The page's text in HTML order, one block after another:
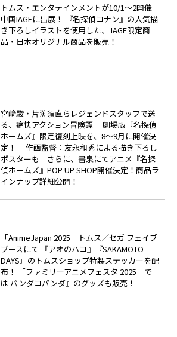
トムス・エンタテインメントが10/1～2開催
中国IAGFに出展！ 『名探偵コナン』の人気描
き下ろしイラストを使用した、 IAGF限定商
品・日本オリジナル商品を販売！
宮﨑駿・片渕須直らレジェンドスタッフで送
る、痛快アクション冒険譚 劇場版『名探偵
ホームズ』限定復刻上映を、8～9月に開催決
定！ 作画監督：友永和秀による描き下ろし
ポスターも さらに、書泉にてアニメ『名探
偵ホームズ』POP UP SHOP開催決定！商品ラ
インナップ詳細公開！
「AnimeJapan 2025」トムス／セガ フェイブ
ブースにて 『アオのハコ』『SAKAMOTO
DAYS』のトムスショップ特製ステッカーを配
布！ 「ファミリーアニメフェスタ 2025」で
は パンダコパンダ』のグッズも販売！